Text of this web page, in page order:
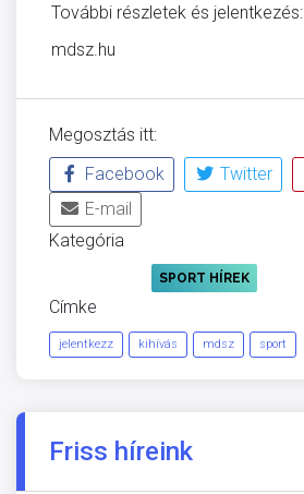
További részletek és jelentkezés:
mdsz.hu
Megosztás itt:
Facebook
Twitter
E-mail
Kategória
SPORT HÍREK
Címke
jelentkezz kihívás mdsz sport
Friss híreink